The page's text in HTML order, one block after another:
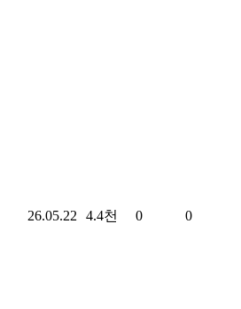
26.05.22 4.4천 0 0